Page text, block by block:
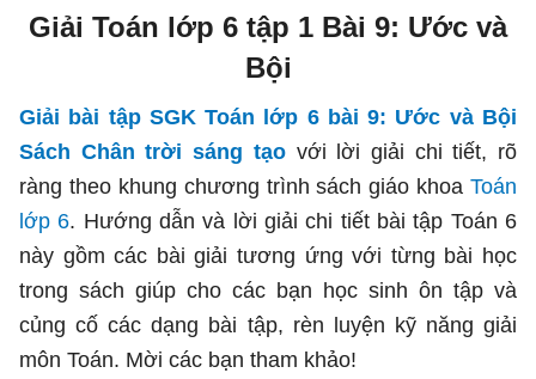
Giải Toán lớp 6 tập 1 Bài 9: Ước và
Bội
Giải bài tập SGK Toán lớp 6 bài 9: Ước và Bội
Sách Chân trời sáng tạovới lời giải chi tiết, rõ
ràng theo khung chương trình sách giáo khoa Toán
lớp 6. Hướng dẫn và lời giải chi tiết bài tập Toán 6
này gồm các bài giải tương ứng với từng bài học
trong sách giúp cho các bạn học sinh ôn tập và
củng cố các dạng bài tập, rèn luyện kỹ năng giải
môn Toán. Mời các bạn tham khảo!